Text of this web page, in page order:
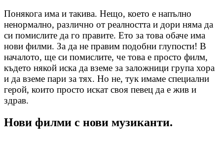
Понякога има и такива. Нещо, което е напълно
ненормално, различно от реалността и дори няма да
си помислите да го правите. Ето за това обаче има
нови филми. За да не правим подобни глупости! В
началото, ще си помислите, че това е просто филм,
където някой иска да вземе за заложници група хора
и да вземе пари за тях. Но не, тук имаме специални
герой, които просто искат своя певец да е жив и
здрав.
Нови филми с нови музиканти.